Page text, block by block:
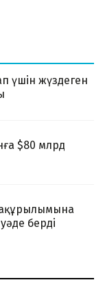
үшін жүздеген
$80 млрд
берді